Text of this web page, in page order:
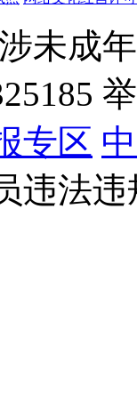
未成
专区
违法